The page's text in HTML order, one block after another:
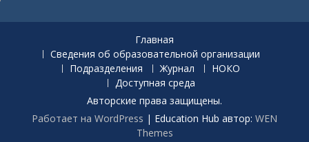
Главная
Сведения об образовательной организации
Подразделения
Журнал
НОКО
Доступная среда
Авторские права защищены.
Работает на WordPress | Education Hub автор: WEN
Themes